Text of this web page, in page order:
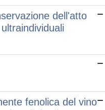
dell'atto
fenolica del vino